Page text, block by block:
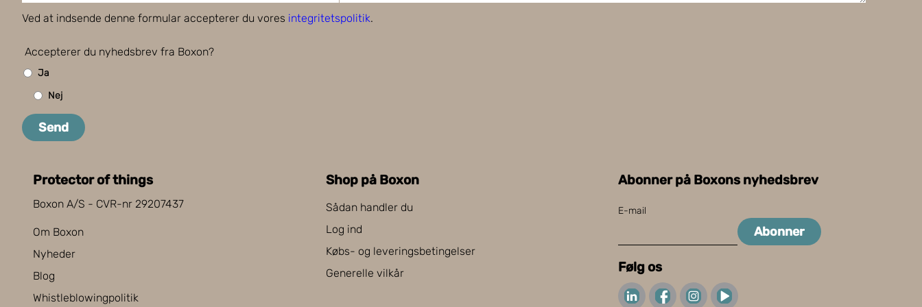
Ved at indsende denne formular accepterer du vores integritetspolitik.
Accepterer du nyhedsbrev fra Boxon?
Ja
Nej
Send
Protector of things
Boxon A/S - CVR-nr 29207437
Om Boxon
Nyheder
Blog
Whistleblowingpolitik
Shop på Boxon
Sådan handler du
Log ind
Købs- og leveringsbetingelser
Generelle vilkår
Abonner på Boxons nyhedsbrev
E-mail
Abonner
Følg os